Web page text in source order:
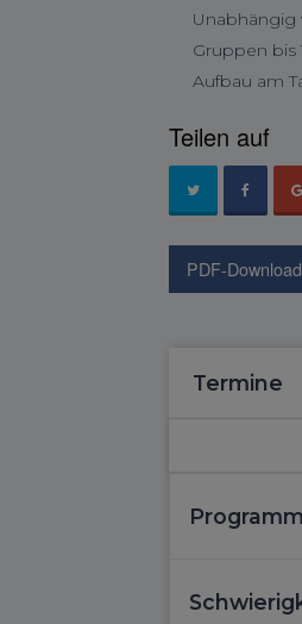
Unabhängig
Gruppen bis
Aufbau am
Teilen auf
PDF-Download
Termine
Programm